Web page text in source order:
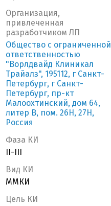
Организация,
привлеченная
разработчиком ЛП
Общество с ограниченной
ответственностью
"Ворлдвайд Клиникал
Трайалз", 195112, г Санкт-
Петербург, г Санкт-
Петербург, пр-кт
Малоохтинский, дом 64,
литер В, пом. 26Н, 27Н,
Россия
Фаза КИ
II-III
Вид КИ
ММКИ
Цель КИ